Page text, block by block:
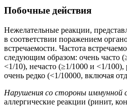
Побочные действия
Нежелательные реакции,
в соответствии поражением
встречаемости. Частота
следующим образом: очень часто
<1/10), нечасто (≥1/1000 и <1/
очень редко (<1/10000, включая
Нарушения со стороны иммунной
аллергические реакции (ринит,